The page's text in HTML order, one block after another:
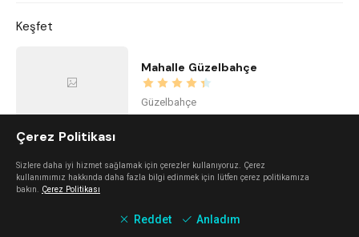
Keşfet
Mahalle Güzelbahçe
Güzelbahçe
Çerez Politikası
Sizlere daha iyi hizmet sağlamak için çerezler kullanıyoruz. Çerez
kullanımımız hakkında daha fazla bilgi edinmek için lütfen çerez politikamıza
bakın. Çerez Politikası
Reddet Anladım